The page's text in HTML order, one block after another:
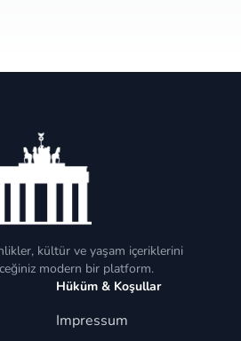
kültür ve yaşam içeriklerini
modern bir platform.
Hüküm & Koşullar
Impressum